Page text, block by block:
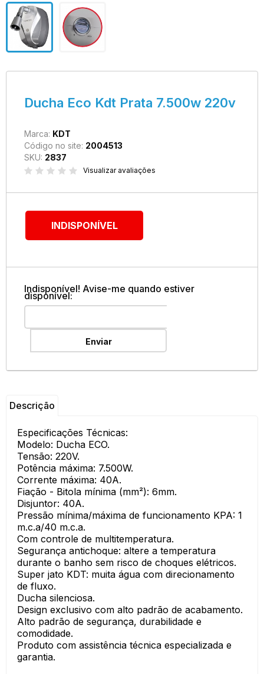
Ducha Eco Kdt Prata 7.500w 220v
Marca: KDT
Código no site: 2004513
SKU: 2837
Visualizar avaliações
INDISPONÍVEL
Indisponível! Avise-me quando estiver
disponível:
Enviar
Descrição
Especificações Técnicas:
Modelo: Ducha ECO.
Tensão: 220V.
Potência máxima: 7.500W.
Corrente máxima: 40A.
Fiação - Bitola mínima (mm²): 6mm.
Disjuntor: 40A.
Pressão mínima/máxima de funcionamento KPA: 1
m.c.a/40 m.c.a.
Com controle de multitemperatura.
Segurança antichoque: altere a temperatura
durante o banho sem risco de choques elétricos.
Super jato KDT: muita água com direcionamento
de fluxo.
Ducha silenciosa.
Design exclusivo com alto padrão de acabamento.
Alto padrão de segurança, durabilidade e
comodidade.
Produto com assistência técnica especializada e
garantia.